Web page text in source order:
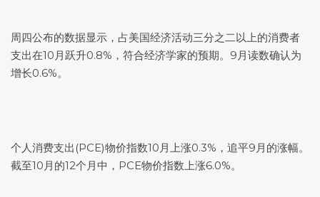
周四公布的数据显示，占美国经济活动三分之二以上的消费者
支出在10月跃升0.8%，符合经济学家的预期。9月读数确认为
增长0.6%。
个人消费支出(PCE)物价指数10月上涨0.3%，追平9月的涨幅。
截至10月的12个月中，PCE物价指数上涨6.0%。